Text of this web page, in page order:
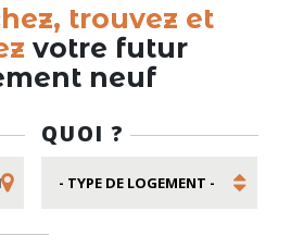
trouvez et
votre futur
neuf
QUOI ?